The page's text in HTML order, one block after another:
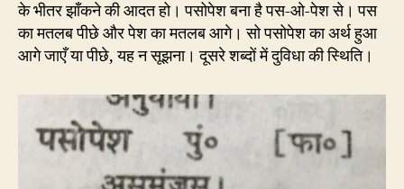
के भीतर झाँकने की आदत हो। पसोपेश बना है पस-ओ-पेश से। पस
का मतलब पीछे और पेश का मतलब आगे। सो पसोपेश का अर्थ हुआ
आगे जाएँ या पीछे, यह न सूझना। दूसरे शब्दों में दुविधा की स्थिति।